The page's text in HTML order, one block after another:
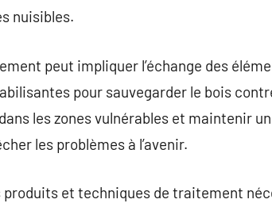
nuisibles.
peut impliquer l’échange des
pour sauvegarder le bois
les zones vulnérables et maintenir
les problèmes à l’avenir.
produits et techniques de traitement